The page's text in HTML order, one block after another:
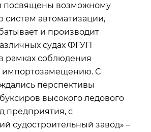
посвящены возможному
систем автоматизации,
и производит
судах ФГУП
рамках соблюдения
импортозамещению. С
перспективы
высокого ледового
предприятия, с
судостроительный завод» –